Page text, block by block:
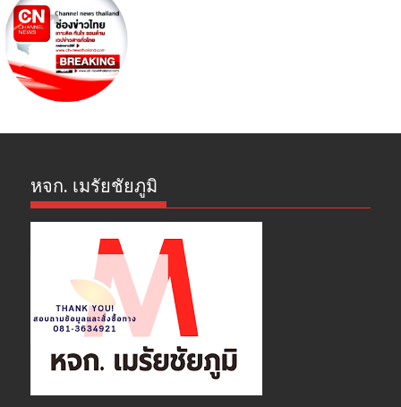
หจก. เมรัยชัยภูมิ